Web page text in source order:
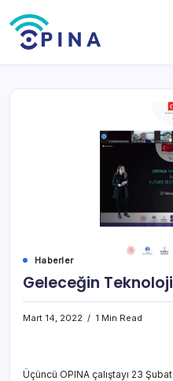
to
content
Haberler
Geleceğin
Mart 14, 2022 1 Min Read
Üçüncü OPINA çalıştayı 23